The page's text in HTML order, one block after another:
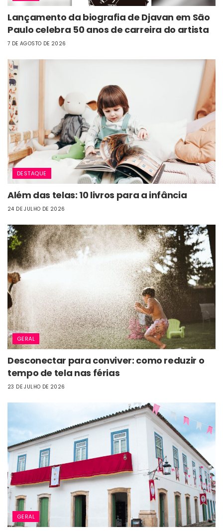
Lançamento da biografia de Djavan em São
Paulo celebra 50 anos de carreira do artista
7 DE AGOSTO DE 2026
DESTAQUE
Além das telas: 10 livros para a infância
24 DE JULHO DE 2026
GERAL
Desconectar para conviver: como reduzir o
tempo de tela nas férias
23 DE JULHO DE 2026
GERAL